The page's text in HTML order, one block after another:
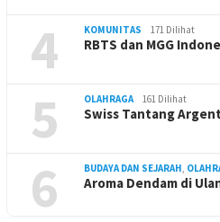
4 KOMUNITAS 171 Dilihat
RBTS dan MGG
5 OLAHRAGA 161 Dilihat
Swiss Tantang
6 BUDAYA DAN SEJARAH
Aroma Dendam di